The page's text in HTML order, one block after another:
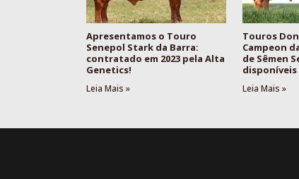
Apresentamos o Touro
Senepol Stark da Barra:
contratado em 2023 pela Alta
Genetics!
Leia Mais »
Touros
Campeon
de Sêmen
disponíveis
Leia Mais »